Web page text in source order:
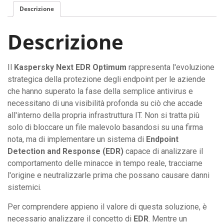
Descrizione
Descrizione
Il Kaspersky Next EDR Optimum rappresenta l'evoluzione
strategica della protezione degli endpoint per le aziende
che hanno superato la fase della semplice antivirus e
necessitano di una visibilità profonda su ciò che accade
all'interno della propria infrastruttura IT. Non si tratta più
solo di bloccare un file malevolo basandosi su una firma
nota, ma di implementare un sistema di Endpoint
Detection and Response (EDR) capace di analizzare il
comportamento delle minacce in tempo reale, tracciarne
l'origine e neutralizzarle prima che possano causare danni
sistemici.
Per comprendere appieno il valore di questa soluzione, è
necessario analizzare il concetto di EDR. Mentre un